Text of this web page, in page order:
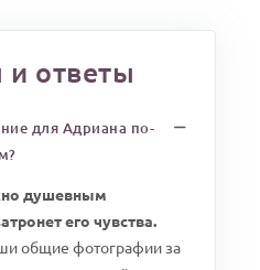
ответы
для Адриана по-
душевным
его чувства.
общие фотографии за